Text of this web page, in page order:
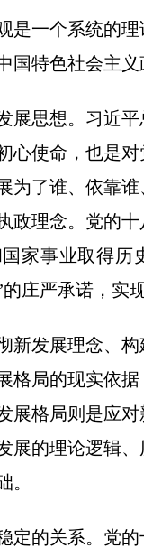
是一个系统的
国特色社会主
展思想。习近
心使命，也是
为了谁、依靠
政理念。党的
家事业取得历
庄严承诺，实
新发展理念、
格局的现实依
展格局则是应
展的理论逻辑
。
定的关系。党